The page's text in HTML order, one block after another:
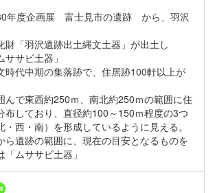
年度企画展 富士見市の遺跡 から、羽沢
「羽沢遺跡出土縄文土器」が出土し
サビ土器」
代中期の集落跡で、住居跡100軒以上が
で東西約250ｍ、南北約250ｍの範囲に住
布しており、直径約100～150ｍ程度の3つ
西・南）を形成しているように見える。
遺跡の範囲に、現在の目安となるものを
ムササビ土器」